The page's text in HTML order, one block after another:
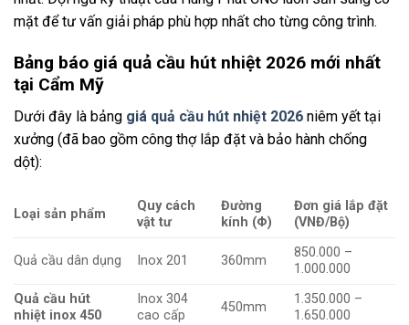
mặt để tư vấn giải pháp phù hợp nhất cho từng công trình.
Bảng báo giá quả cầu hút nhiệt 2026 mới nhất
tại Cẩm Mỹ
Dưới đây là bảng giá quả cầu hút nhiệt 2026 niêm yết tại
xưởng (đã bao gồm công thợ lắp đặt và bảo hành chống
dột):
Loại sản phẩm
Quy cách
vật tư
Đường
kính (Φ)
Đơn giá lắp đặt
(VNĐ/Bộ)
Quả cầu dân dụng Inox 201 360mm
850.000 –
1.000.000
Quả cầu hút
nhiệt inox 450
Inox 304
cao cấp
450mm
1.350.000 –
1.650.000